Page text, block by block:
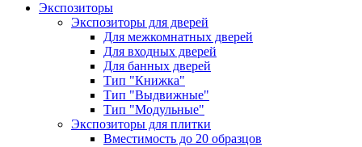
Экспозиторы
Экспозиторы для дверей
Для межкомнатных дверей
Для входных дверей
Для банных дверей
Тип "Книжка"
Тип "Выдвижные"
Тип "Модульные"
Экспозиторы для плитки
Вместимость до 20 образцов